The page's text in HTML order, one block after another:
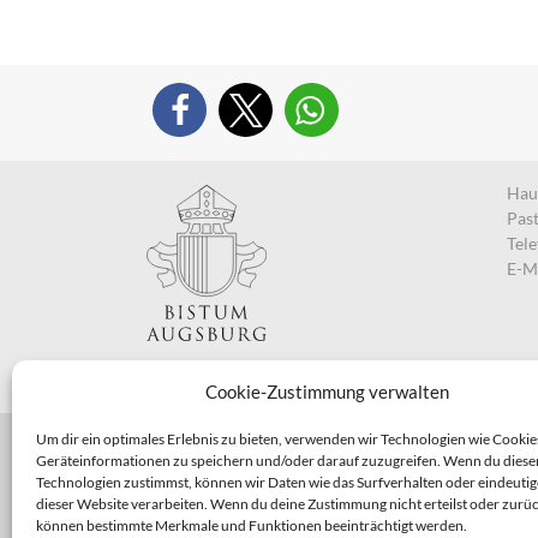
Cookie-Zustimmung verwalten
Um dir ein optimales Erlebnis zu bieten, verwenden wir Technologien wie
Geräteinformationen zu speichern und/oder darauf zuzugreifen. Wenn du
Technologien zustimmst, können wir Daten wie das Surfverhalten oder
dieser Website verarbeiten. Wenn du deine Zustimmung nicht erteilst oder
können bestimmte Merkmale und Funktionen beeinträchtigt werden.
E-